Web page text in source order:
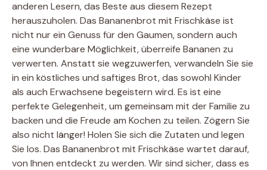
anderen Lesern, das Beste aus diesem Rezept
herauszuholen. Das Bananenbrot mit Frischkäse ist
nicht nur ein Genuss für den Gaumen, sondern auch
eine wunderbare Möglichkeit, überreife Bananen zu
verwerten. Anstatt sie wegzuwerfen, verwandeln Sie sie
in ein köstliches und saftiges Brot, das sowohl Kinder
als auch Erwachsene begeistern wird. Es ist eine
perfekte Gelegenheit, um gemeinsam mit der Familie zu
backen und die Freude am Kochen zu teilen. Zögern Sie
also nicht länger! Holen Sie sich die Zutaten und legen
Sie los. Das Bananenbrot mit Frischkäse wartet darauf,
von Ihnen entdeckt zu werden. Wir sind sicher, dass es